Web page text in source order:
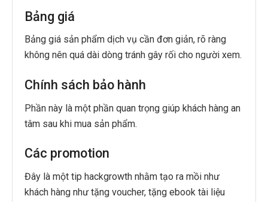
Bảng giá
Bảng giá sản phẩm dịch vụ cần đơn giản, rõ ràng
không nên quá dài dòng tránh gây rối cho người xem.
Chính sách bảo hành
Phần này là một phần quan trọng giúp khách hàng an
tâm sau khi mua sản phẩm.
Các promotion
Đây là một tip hackgrowth nhằm tạo ra mồi như
khách hàng như tặng voucher, tặng ebook tài liệu